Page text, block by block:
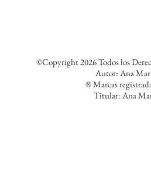
©Copyright 2026 Todos los
Autor: Ana
® Marcas
Titular: Ana